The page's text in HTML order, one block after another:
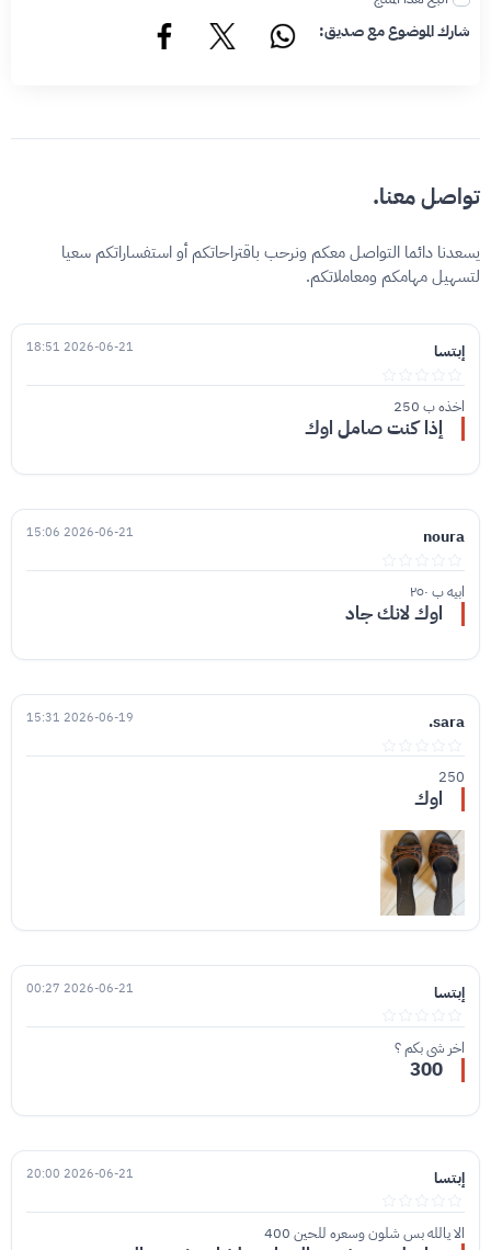
شارك الموضوع مع صديق:
تواصل معنا.
يسعدنا دائما التواصل معكم ونرحب باقتراحاتكم أو استفساراتكم سعيا
لتسهيل مهامكم ومعاملاتكم.
إبتسا 2026-06-21 18:51
اخذه ب 250
إذا كنت صامل اوك
noura
2026-06-21 15:06
ابيه ب ٢٥٠
اوك لانك جاد
sara.
2026-06-19 15:31
250
اوك
إبتسا 2026-06-21 00:27
اخر شي بكم ؟
300
إبتسا 2026-06-21 20:00
الا يالله بس شلون وسعره للحين 400